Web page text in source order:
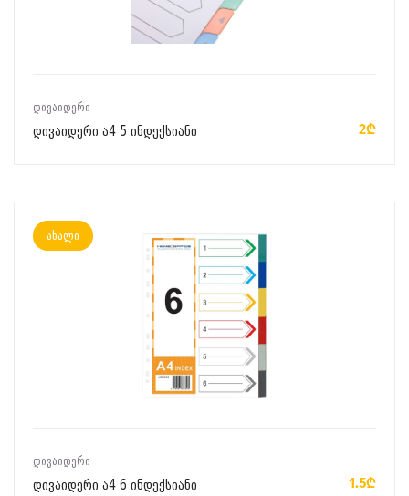
ᲓᲘᲕᲐᲘᲓᲔᲠᲘ
დივაიდერი ა4 5 ინდექსიანი 2₾
ახალი
ᲓᲘᲕᲐᲘᲓᲔᲠᲘ
დივაიდერი ა4 6 ინდექსიანი 1.5₾